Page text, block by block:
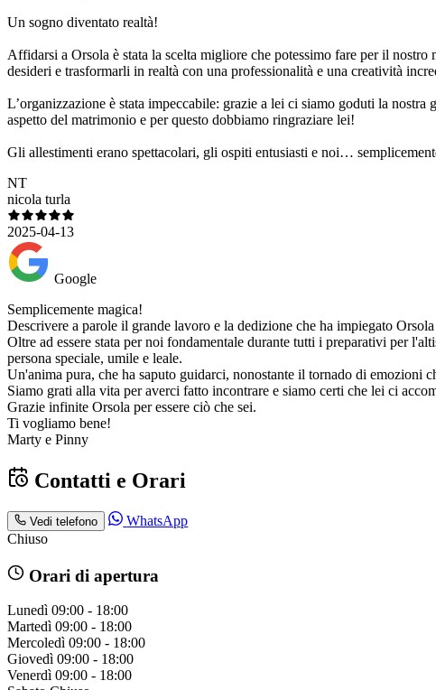
Un sogno diventato realtà!
Affidarsi a Orsola è stata la scelta migliore che potessimo fare per il
desideri e trasformarli in realtà con una professionalità e una creatività
L’organizzazione è stata impeccabile: grazie a lei ci siamo goduti la
aspetto del matrimonio e per questo dobbiamo ringraziare lei!
Gli allestimenti erano spettacolari, gli ospiti entusiasti e noi…
NT
nicola turla
2025-04-13
Google
Semplicemente magica!
Descrivere a parole il grande lavoro e la dedizione che ha impiegato
Oltre ad essere stata per noi fondamentale durante tutti i preparativi per
persona speciale, umile e leale.
Un'anima pura, che ha saputo guidarci, nonostante il tornado di emozioni
Siamo grati alla vita per averci fatto incontrare e siamo certi che lei ci
Grazie infinite Orsola per essere ciò che sei.
Ti vogliamo bene!
Marty e Pinny
Contatti e Orari
Vedi telefono
WhatsApp
Chiuso
Orari di apertura
Lunedì 09:00 - 18:00
Martedì 09:00 - 18:00
Mercoledì 09:00 - 18:00
Giovedì 09:00 - 18:00
Venerdì 09:00 - 18:00